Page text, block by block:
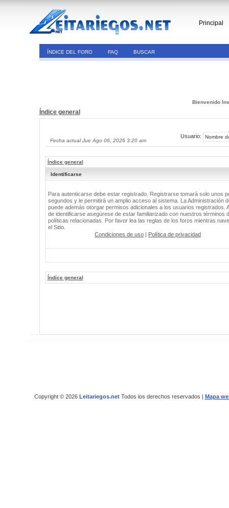
Principal
ÍNDICE DEL FORO FAQ BUSCAR
Bienvenido
Índice general
Fecha actual Jue Ago 06, 2026 3:20 am
Usuario:
Índice general
Identificarse
Para autenticarse debe estar registrado. Registrarse tomará solo unos
segundos y le permitirá un amplio acceso al sistema. La Administración
puede además otorgar permisos adicionales a los usuarios registrados.
de identificarse asegúrese de estar familiarizado con nuestros términos
políticas relacionadas. Por favor lea las reglas de los foros mientras
el Sitio.
Condiciones de uso | Política de privacidad
Índice general
Copyright © 2026 Leitariegos.netTodos los derechos reservados | Mapa